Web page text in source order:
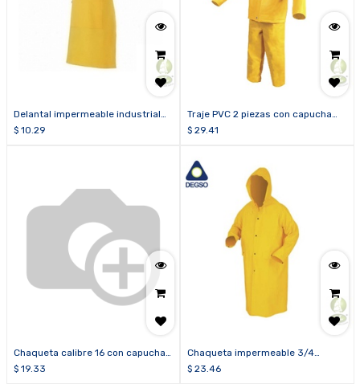
Delantal impermeable industrial
C16 amarillo 1.00 x 0.70
$ 10.29
Traje PVC 2 piezas con capucha
C14
$ 29.41
Chaqueta calibre 16 con capucha
hasta la cintura
$ 19.33
Chaqueta impermeable 3/4
calibre 14
$ 23.46